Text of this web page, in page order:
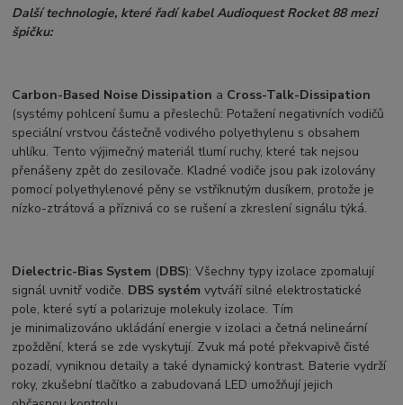
Další technologie, které řadí kabel Audioquest Rocket 88 mezi
špičku:
Carbon-Based Noise Dissipation a Cross-Talk-Dissipation
(systémy pohlcení šumu a přeslechů: Potažení negativních vodičů
speciální vrstvou částečně vodivého polyethylenu s obsahem
uhlíku. Tento výjimečný materiál tlumí ruchy, které tak nejsou
přenášeny zpět do zesilovače. Kladné vodiče jsou pak izolovány
pomocí polyethylenové pěny se vstříknutým dusíkem, protože je
nízko-ztrátová a příznivá co se rušení a zkreslení signálu týká.
Dielectric-Bias System (DBS): Všechny typy izolace zpomalují
signál uvnitř vodiče. DBS systémvytváří silné elektrostatické
pole, které sytí a polarizuje molekuly izolace. Tím
je minimalizováno ukládání energie v izolaci a četná nelineární
zpoždění, která se zde vyskytují. Zvuk má poté překvapivě čisté
pozadí, vyniknou detaily a také dynamický kontrast. Baterie vydrží
roky, zkušební tlačítko a zabudovaná LED umožňují jejich